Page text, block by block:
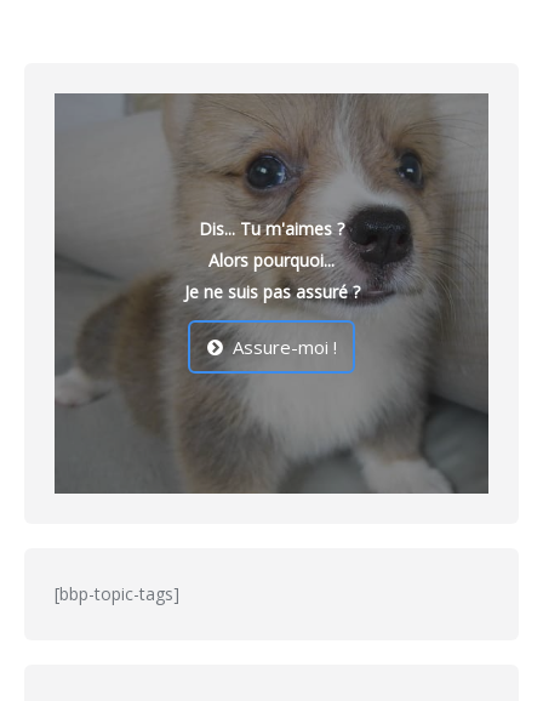
Dis... Tu m'aimes ?
Alors pourquoi...
Je ne suis pas assuré ?
Assure-moi !
[bbp-topic-tags]